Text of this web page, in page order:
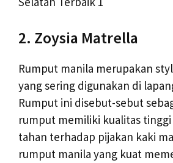
2. Zoysia Matrella
Rumput manila merupakan
yang sering digunakan di
Rumput ini disebut-sebut
rumput memiliki kualitas
tahan terhadap pijakan kaki
rumput manila yang kuat